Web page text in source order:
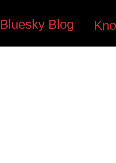
Bluesky Blog